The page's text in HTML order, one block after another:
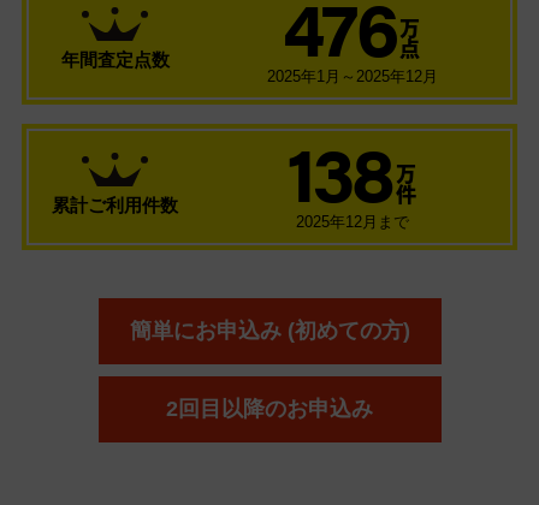
年間査定点数 476 万
点
2025年1月～2025年12月
累計ご利用件数 138 万
件
2025年12月まで
簡単にお申込み (初めての方)
2回目以降のお申込み